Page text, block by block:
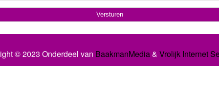
© 2023 Onderdeel van BaakmanMedia& Vrolijk Internet